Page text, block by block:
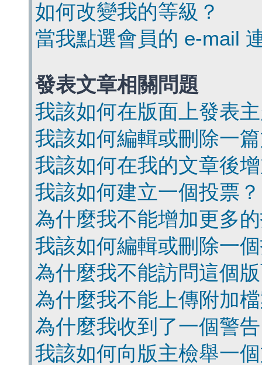
如何改變我的等級？
當我點選會員的 e-mail
發表文章相關問題
我該如何在版面上發表
我該如何編輯或刪除一
我該如何在我的文章後
我該如何建立一個投票？
為什麼我不能增加更多
我該如何編輯或刪除一
為什麼我不能訪問這個
為什麼我不能上傳附加
為什麼我收到了一個警
我該如何向版主檢舉一